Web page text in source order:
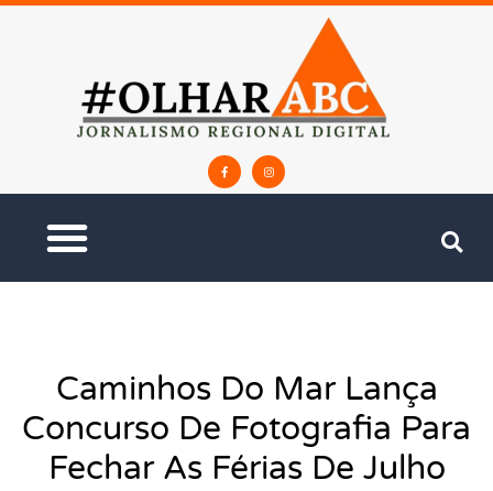
Caminhos Do Mar Lança
Concurso De Fotografia Para
Fechar As Férias De Julho